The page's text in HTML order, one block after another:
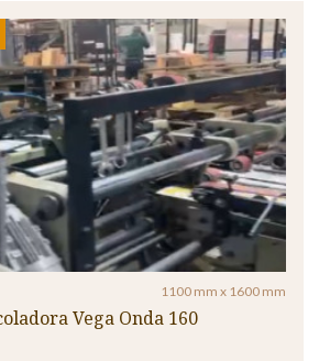
1100 mm x 1600 mm
Vega Onda 160